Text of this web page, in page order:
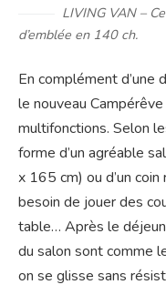
LIVING VAN –
d’emblée en 140 ch.
En complément d’une
le nouveau
multifonctions. Selon
forme d’un agréable
x 165 cm) ou d’un
besoin de jouer des
table… Après le
du salon sont comme
on se glisse sans